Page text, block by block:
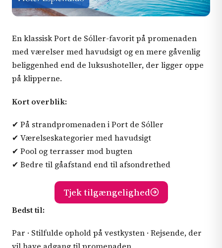
En klassisk Port de Sóller-favorit på promenaden
med værelser med havudsigt og en mere gåvenlig
beliggenhed end de luksushoteller, der ligger oppe
på klipperne.
Kort overblik:
✔ På strandpromenaden i Port de Sóller
✔ Værelseskategorier med havudsigt
✔ Pool og terrasser mod bugten
✔ Bedre til gåafstand end til afsondrethed
Tjek tilgængelighed
Bedst til:
Par · Stilfulde ophold på vestkysten · Rejsende, der